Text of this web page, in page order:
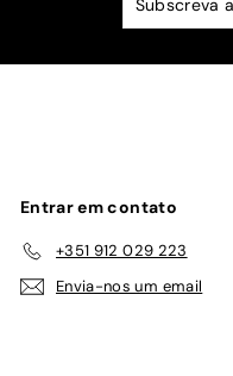
Entrar em contato
+351 912 029 223
Envia-nos um email